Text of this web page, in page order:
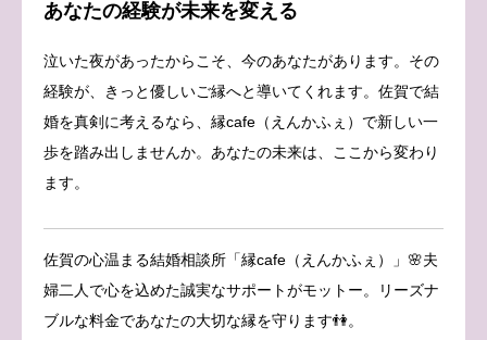
あなたの経験が未来を変える
泣いた夜があったからこそ、今のあなたがあります。その
経験が、きっと優しいご縁へと導いてくれます。佐賀で結
婚を真剣に考えるなら、縁cafe（えんかふぇ）で新しい一
歩を踏み出しませんか。あなたの未来は、ここから変わり
ます。
佐賀の心温まる結婚相談所「縁cafe（えんかふぇ）」🌸夫
婦二人で心を込めた誠実なサポートがモットー。リーズナ
ブルな料金であなたの大切な縁を守ります👫。